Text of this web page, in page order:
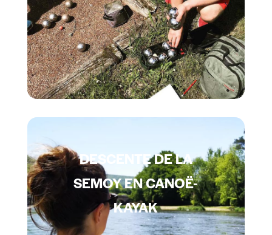
DESCENTE DE LA
SEMOY EN CANOË-
KAYAK